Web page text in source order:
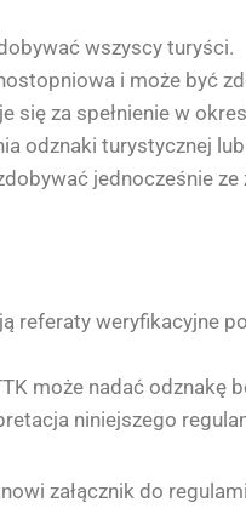
wszyscy turyści.
i może być
się za spełnienie w
odznaki turystycznej
jednocześnie
referaty weryfikacyjne
może nadać odznakę
niniejszego
załącznik do